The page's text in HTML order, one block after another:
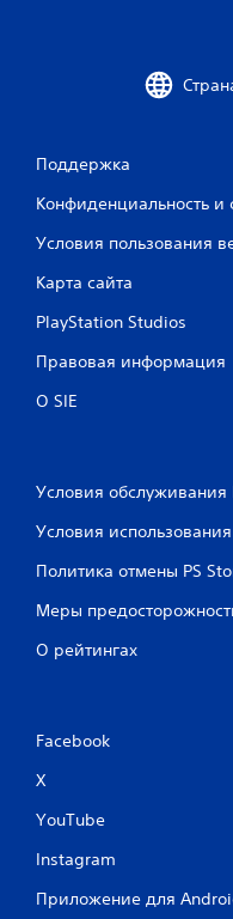
Поддержка
Конфиденциальность и
Условия пользования
Карта сайта
PlayStation Studios
Правовая информация
О SIE
Условия обслуживания
Условия
Политика отмены PS
Меры
О рейтингах
Facebook
X
YouTube
Instagram
Приложение для